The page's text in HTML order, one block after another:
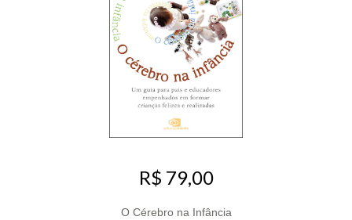
R$ 79,00
O Cérebro na Infância